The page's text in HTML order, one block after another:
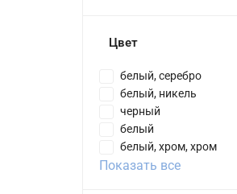
Цвет
белый, серебро
белый, никель
черный
белый
белый, хром, хром
Показать все